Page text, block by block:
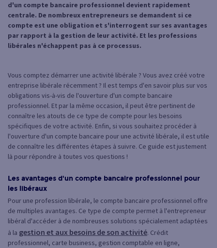
d'un compte bancaire professionnel devient rapidement
centrale. De nombreux entrepreneurs se demandent si ce
compte est une obligation et s'interrogent sur ses avantages
par rapport à la gestion de leur activité. Et les professions
libérales n'échappent pas à ce processus.
Vous comptez démarrer une activité libérale ? Vous avez créé votre
entreprise libérale récemment ? Il est temps d'en savoir plus sur vos
obligations vis-à-vis de l'ouverture d'un compte bancaire
professionnel. Et par la même occasion, il peut être pertinent de
connaître les atouts de ce type de compte pour les besoins
spécifiques de votre activité. Enfin, si vous souhaitez procéder à
l'ouverture d'un compte bancaire pour une activité libérale, il est utile
de connaître les différentes étapes à suivre. Ce guide est justement
là pour répondre à toutes vos questions !
Les avantages d'un compte bancaire professionnel pour
les libéraux
Pour une profession libérale, le compte bancaire professionnel offre
de multiples avantages. Ce type de compte permet à l'entrepreneur
libéral d'accéder à de nombreuses solutions spécialement adaptées
à la gestion et aux besoins de son activité. Crédit
professionnel, carte business, gestion comptable en ligne,